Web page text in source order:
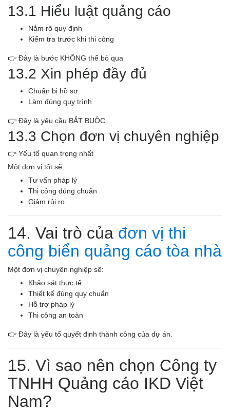
13.1 Hiểu luật quảng cáo
Nắm rõ quy định
Kiểm tra trước khi thi công
👉 Đây là bước KHÔNG thể bỏ qua
13.2 Xin phép đầy đủ
Chuẩn bị hồ sơ
Làm đúng quy trình
👉 Đây là yêu cầu BẮT BUỘC
13.3 Chọn đơn vị chuyên nghiệp
👉 Yếu tố quan trọng nhất
Một đơn vị tốt sẽ:
Tư vấn pháp lý
Thi công đúng chuẩn
Giảm rủi ro
14. Vai trò của đơn vị thi
công biển quảng cáo tòa nhà
Một đơn vị chuyên nghiệp sẽ:
Khảo sát thực tế
Thiết kế đúng quy chuẩn
Hỗ trợ pháp lý
Thi công an toàn
👉 Đây là yếu tố quyết định thành công của dự án.
15. Vì sao nên chọn Công ty
TNHH Quảng cáo IKD Việt
Nam?